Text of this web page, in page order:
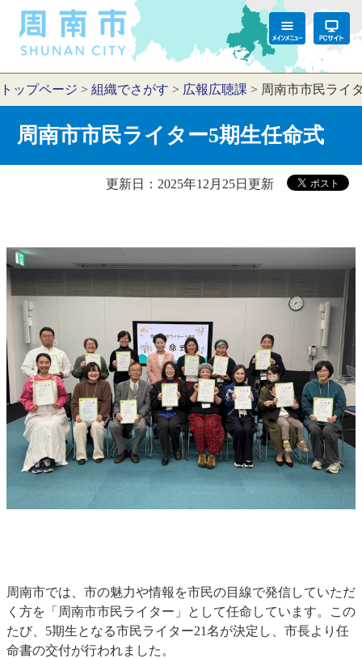
トップページ > 組織でさがす > 広報広聴課 > 周南市市民ライ
周南市市民ライター5期生任命式
更新日：2025年12月25日更新
周南市では、市の魅力や情報を市民の目線で発信していただ
く方を「周南市市民ライター」として任命しています。この
たび、5期生となる市民ライター21名が決定し、市長より任
命書の交付が行われました。